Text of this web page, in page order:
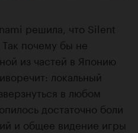
решила, что Silent
почему бы не
из частей в Японию
локальный
в любом
достаточно боли
и общее видение игры